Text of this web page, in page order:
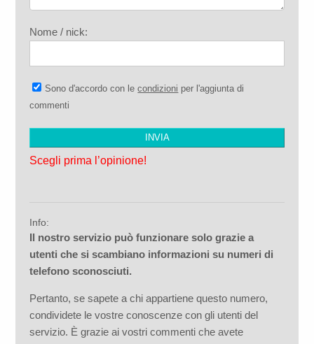
Nome / nick:
Sono d'accordo con lecondizioni per l'aggiunta di
commenti
Scegli prima l’opinione!
Info:
Il nostro servizio può funzionare solo grazie a
utenti che si scambiano informazioni su numeri di
telefono sconosciuti.
Pertanto, se sapete a chi appartiene questo numero,
condividete le vostre conoscenze con gli utenti del
servizio. È grazie ai vostri commenti che avete